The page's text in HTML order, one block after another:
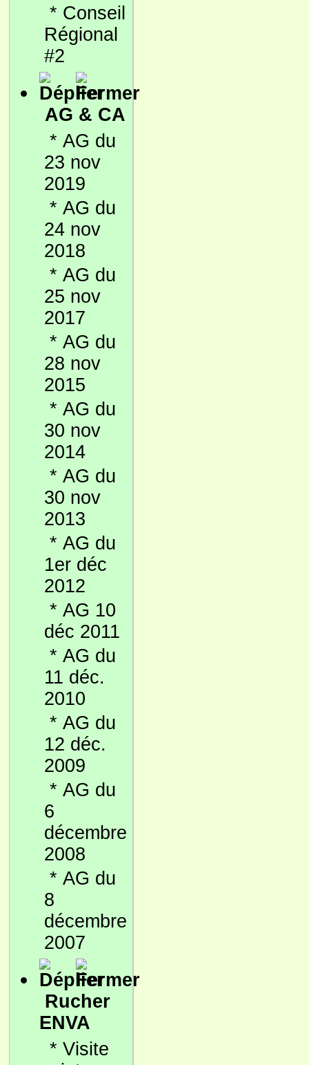
* Conseil
Régional
#2
AG & CA
* AG du
23 nov
2019
* AG du
24 nov
2018
* AG du
25 nov
2017
* AG du
28 nov
2015
* AG du
30 nov
2014
* AG du
30 nov
2013
* AG du
1er déc
2012
* AG 10
déc 2011
* AG du
11 déc.
2010
* AG du
12 déc.
2009
* AG du
6
décembre
2008
* AG du
8
décembre
2007
Rucher
ENVA
* Visite